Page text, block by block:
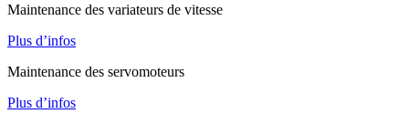
Maintenance des variateurs de vitesse
Plus d’infos
Maintenance des servomoteurs
Plus d’infos